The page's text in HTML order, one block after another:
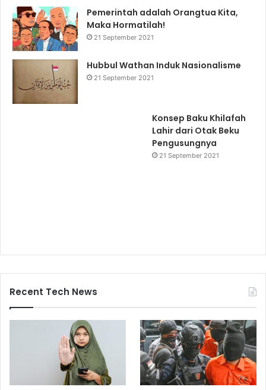
Pemerintah adalah Orangtua Kita,
Maka Hormatilah!
21 September 2021
Hubbul Wathan Induk Nasionalisme
21 September 2021
Konsep Baku Khilafah
Lahir dari Otak Beku
Pengusungnya
21 September 2021
Recent Tech News